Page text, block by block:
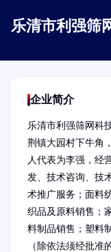
乐清市利强筛
企业简介
乐清市利强筛网科
荆镇大园村下牛角
人代表为李强，经
发、技术咨询、技
术推广服务；面料
织品及原料销售；
料制品销售；塑料
（除依法须经批准